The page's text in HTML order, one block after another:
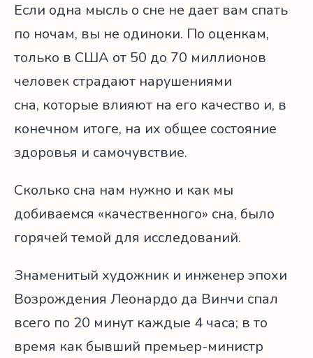
Если одна мысль о сне не дает вам спать
по ночам, вы не одиноки. По оценкам,
только в США от 50 до 70 миллионов
человек страдают нарушениями
сна, которые влияют на его качество и, в
конечном итоге, на их общее состояние
здоровья и самочувствие.
Сколько сна нам нужно и как мы
добиваемся «качественного» сна, было
горячей темой для исследований.
Знаменитый художник и инженер эпохи
Возрождения Леонардо да Винчи спал
всего по 20 минут каждые 4 часа; в то
время как бывший премьер-министр